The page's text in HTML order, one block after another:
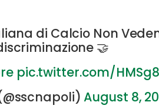
di Calcio Non
🤝
pic.twitter.com/
August 8,